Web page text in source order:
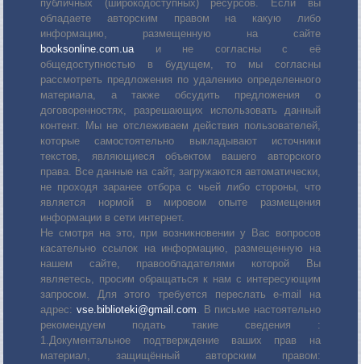
публичных (широкодоступных) ресурсов. Если вы
обладаете авторским правом на какую либо
информацию, размещенную на сайте
booksonline.com.uaи не согласны с её
общедоступностью в будущем, то мы согласны
рассмотреть предложения по удалению определенного
материала, а также обсудить предложения о
договоренностях, разрешающих использовать данный
контент. Мы не отслеживаем действия пользователей,
которые самостоятельно выкладывают источники
текстов, являющиеся объектом вашего авторского
права. Все данные на сайт, загружаются автоматически,
не проходя заранее отбора с чьей либо стороны, что
является нормой в мировом опыте размещения
информации в сети интернет.
Не смотря на это, при возникновении у Вас вопросов
касательно ссылок на информацию, размещенную на
нашем сайте, правообладателями которой Вы
являетесь, просим обращаться к нам с интересующим
запросом. Для этого требуется переслать е-mail на
адрес: vse.biblioteki@gmail.com. В письме настоятельно
рекомендуем подать такие сведения :
1.Документальное подтверждение ваших прав на
материал, защищённый авторским правом: